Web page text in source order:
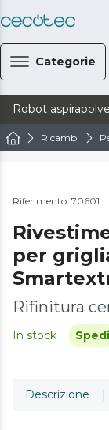
Categorie
Robot
Ricambi
Riferimento: 70601
per
Rifinitura
In stock
Descrizione |